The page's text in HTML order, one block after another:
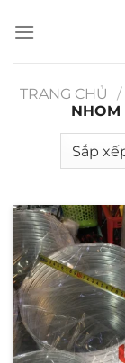
qua
TRANG CHỦ
/
NHOM